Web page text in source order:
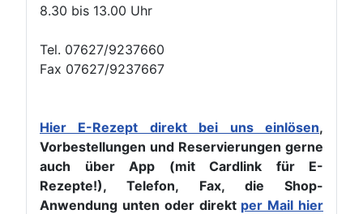
8.30 bis 13.00 Uhr
Tel. 07627/9237660
Fax 07627/9237667
Hier E-Rezept direkt bei uns einlösen,
Vorbestellungen und Reservierungen gerne
auch über App (mit Cardlink für E-
Rezepte!), Telefon, Fax, die Shop-
Anwendung unten oder direkt per Mail hier